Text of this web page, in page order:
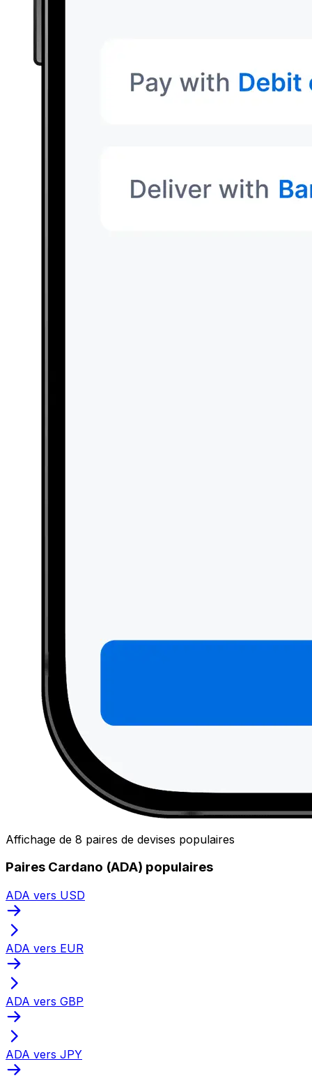
Affichage de 8 paires de devises populaires
Paires Cardano (ADA) populaires
ADA vers USD
ADA vers EUR
ADA vers GBP
ADA vers JPY